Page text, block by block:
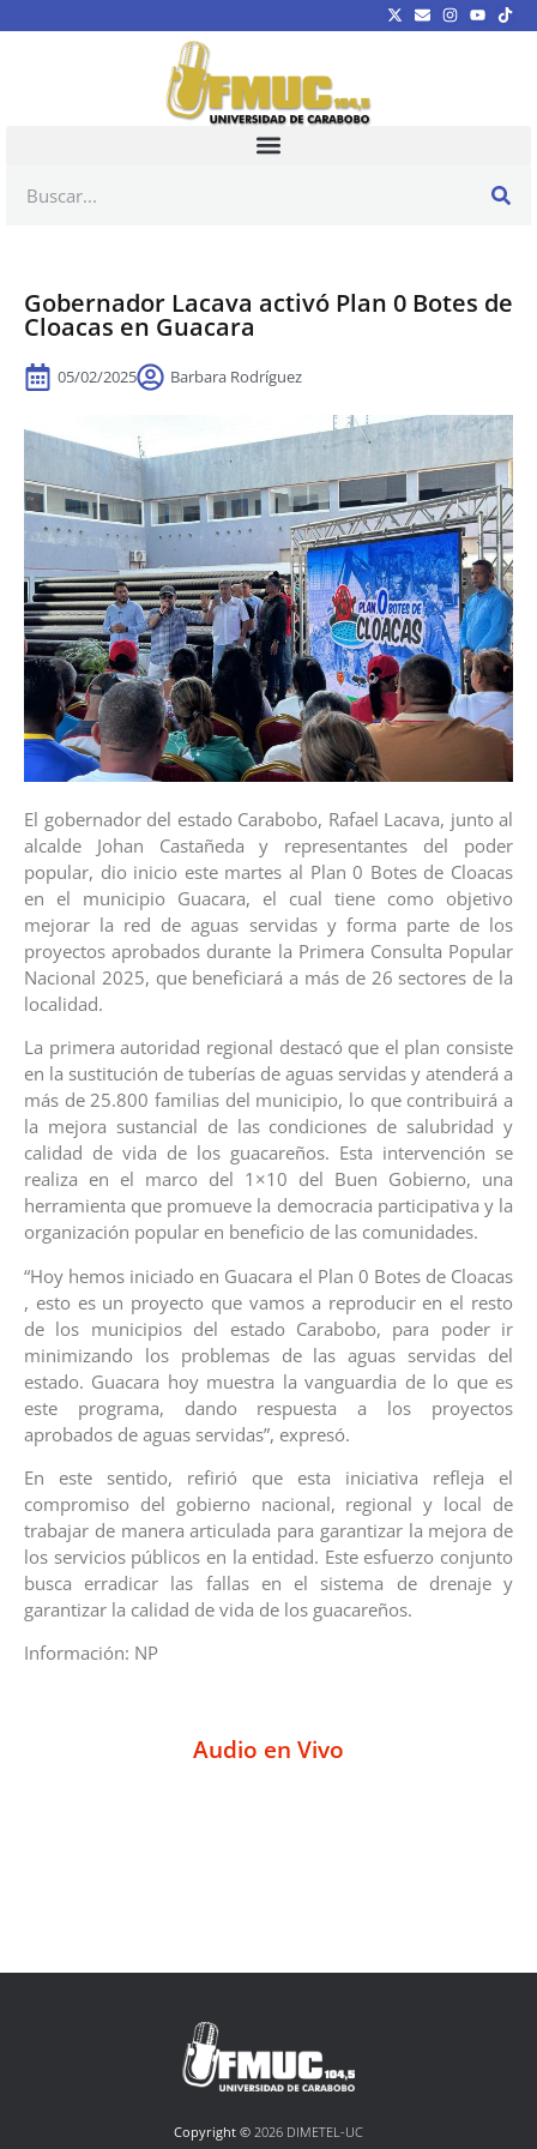
Gobernador Lacava activó Plan 0 Botes de
Cloacas en Guacara
05/02/2025 Barbara Rodríguez
El gobernador del estado Carabobo, Rafael Lacava, junto al
alcalde Johan Castañeda y representantes del poder
popular, dio inicio este martes al Plan 0 Botes de Cloacas
en el municipio Guacara, el cual tiene como objetivo
mejorar la red de aguas servidas y forma parte de los
proyectos aprobados durante la Primera Consulta Popular
Nacional 2025, que beneficiará a más de 26 sectores de la
localidad.
La primera autoridad regional destacó que el plan consiste
en la sustitución de tuberías de aguas servidas y atenderá a
más de 25.800 familias del municipio, lo que contribuirá a
la mejora sustancial de las condiciones de salubridad y
calidad de vida de los guacareños. Esta intervención se
realiza en el marco del 1×10 del Buen Gobierno, una
herramienta que promueve la democracia participativa y la
organización popular en beneficio de las comunidades.
“Hoy hemos iniciado en Guacara el Plan 0 Botes de Cloacas
, esto es un proyecto que vamos a reproducir en el resto
de los municipios del estado Carabobo, para poder ir
minimizando los problemas de las aguas servidas del
estado. Guacara hoy muestra la vanguardia de lo que es
este programa, dando respuesta a los proyectos
aprobados de aguas servidas”, expresó.
En este sentido, refirió que esta iniciativa refleja el
compromiso del gobierno nacional, regional y local de
trabajar de manera articulada para garantizar la mejora de
los servicios públicos en la entidad. Este esfuerzo conjunto
busca erradicar las fallas en el sistema de drenaje y
garantizar la calidad de vida de los guacareños.
Información: NP
Audio en Vivo
Copyright © 2026 DIMETEL-UC